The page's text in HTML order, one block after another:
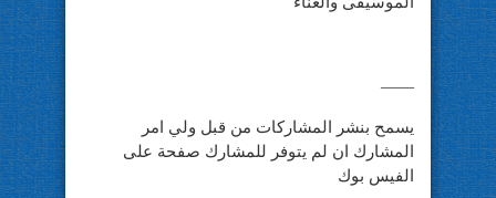
——
يسمح بنشر المشاركات من قبل ولي امر
المشارك ان لم يتوفر للمشارك صفحة على
الفيس بوك